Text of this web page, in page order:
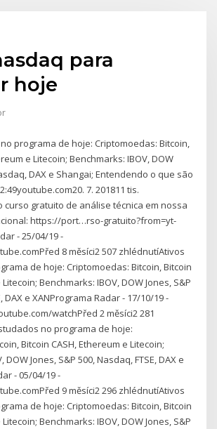
para
hoje
programa de hoje: Criptomoedas: Bitcoin,
e Litecoin; Benchmarks: IBOV, DOW
DAX e Shangai; Entendendo o que são
7. 201811 tis.
curso gratuito de análise técnica em nossa
https://port…rso-gratuito?from=yt-
- 25/04/19 -
8 měsíci2 507 zhlédnutíAtivos
de hoje: Criptomoedas: Bitcoin, Bitcoin
Benchmarks: IBOV, DOW Jones, S&P
DAX e XANPrograma Radar - 17/10/19 -
watchPřed 2 měsíci2 281
no programa de hoje:
Bitcoin CASH, Ethereum e Litecoin;
DOW Jones, S&P 500, Nasdaq, FTSE, DAX e
- 05/04/19 -
9 měsíci2 296 zhlédnutíAtivos
de hoje: Criptomoedas: Bitcoin, Bitcoin
Benchmarks: IBOV, DOW Jones, S&P